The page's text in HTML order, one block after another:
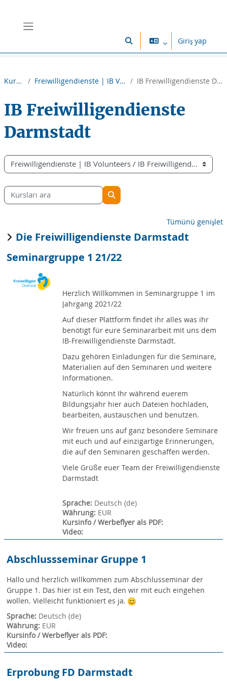
Arama girişini değiştir
Giriş yap
Kurslar Freiwilligendienste | IB Volunteers IB Freiwilligendienste Darmstadt
IB Freiwilligendienste
Darmstadt
Kurs Kategorileri
Kursları ara
Kursları ara
Tümünü genişlet
Die Freiwilligendienste Darmstadt
Seminargruppe 1 21/22
Herzlich Willkommen in Seminargruppe 1 im
Jahrgang 2021/22
Auf dieser Plattform findet ihr alles was ihr
benötigt für eure Seminararbeit mit uns dem
IB-Freiwilligendienste Darmstadt.
Dazu gehören Einladungen für die Seminare,
Materialien auf den Seminaren und weitere
Informationen.
Natürlich könnt Ihr während euerem
Bildungsjahr hier auch Dateien hochladen,
bearbeiten, austauschen und benutzen.
Wir freuen uns auf ganz besondere Seminare
mit euch und auf einzigartige Erinnerungen,
die auf den Seminaren geschaffen werden.
Viele Grüße euer Team der Freiwilligendienste
Darmstadt
Sprache: Deutsch ‎(de)‎
Währung: EUR
Kursinfo / Werbeflyer als PDF:
Video:
Abschlussseminar Gruppe 1
Hallo und herzlich willkommen zum Abschlusseminar der
Gruppe 1. Das hier ist ein Test, den wir mit euch eingehen
wollen. Vielleicht funktioniert es ja.
Sprache: Deutsch ‎(de)‎
Währung: EUR
Kursinfo / Werbeflyer als PDF:
Video:
Erprobung FD Darmstadt